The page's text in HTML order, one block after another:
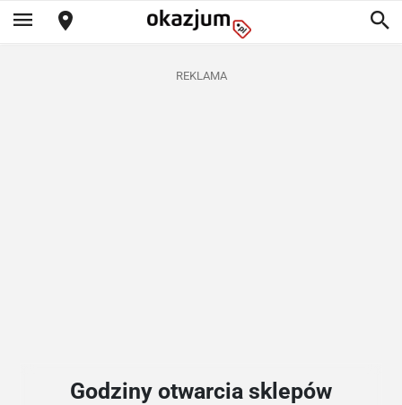
REKLAMA
Godziny otwarcia sklepów